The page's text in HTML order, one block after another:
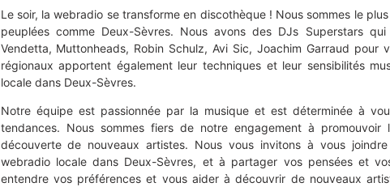
Le soir, la webradio se transforme en discothèque ! Nous sommes le
peuplées comme Deux-Sèvres. Nous avons des DJs Superstars
Vendetta, Muttonheads, Robin Schulz, Avi Sic, Joachim Garraud
régionaux apportent également leur techniques et leur sensibilités
locale dans Deux-Sèvres.
Notre équipe est passionnée par la musique et est déterminée à
tendances. Nous sommes fiers de notre engagement à
découverte de nouveaux artistes. Nous vous invitons à vous
webradio locale dans Deux-Sèvres, et à partager vos pensées et
entendre vos préférences et vous aider à découvrir de nouveaux